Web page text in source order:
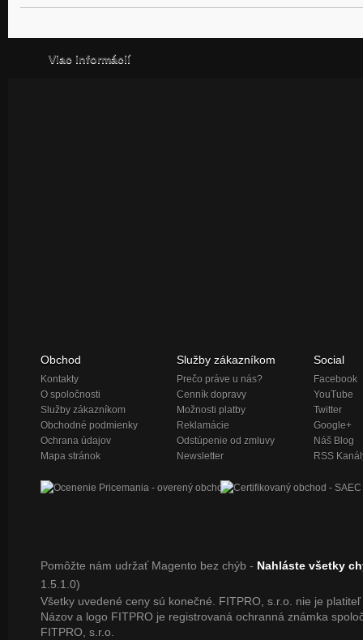
Viac informácií
Obchod
Kontakty
O spoločnosti
Služby zákazníkom
Obchodné podmienky
Ochrana údajov
Mapa stránok
Služby zákazníkom
Prečo práve u nás?
Cenník dopravy
Možnosti platby
Reklamácie
Odstúpenie od zmluvy
Newsletter
Social
Facebook
YouTube
Twitter
Google+
Náš Blog
RSS
Pomôžte nám udržať Magento bez chýb - Nahláste všetky
1.5.1.0)
Všetky uvedené ceny sú konečné. FITPRO, s.r.o. nie je platiteľ
Názov a logo FITPRO je registrovaná ochranná známka
FITPRO, s.r.o.